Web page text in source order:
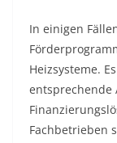
In einigen
Heizsysteme.
entsprechende
Fachbetrieben